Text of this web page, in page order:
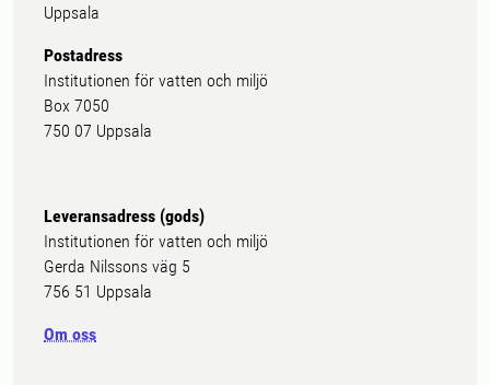
Uppsala
Postadress
Institutionen för vatten och miljö
Box 7050
750 07 Uppsala
Leveransadress (gods)
Institutionen för vatten och miljö
Gerda Nilssons väg 5
756 51 Uppsala
Om oss